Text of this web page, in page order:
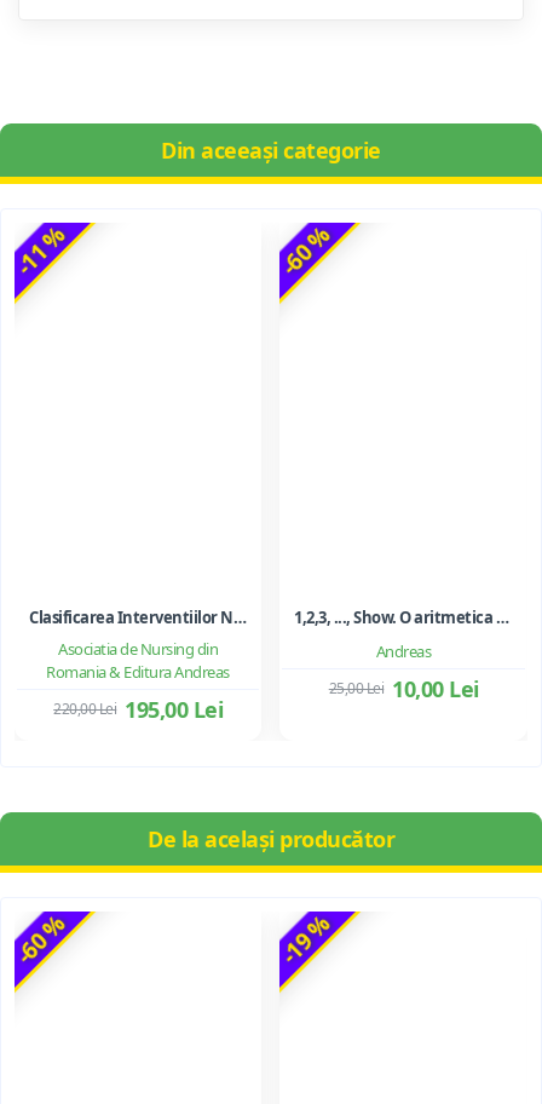
Din aceeași categorie
-11 %
Asociatia de Nursing din
Romania & Editura Andreas
Clasificarea Interventiilor Nursing (NIC)
195,00 Lei
220,00 Lei
-60 %
Andreas
1,2,3, ..., Show. O aritmetica emotionala, o poezie a matematicii - Ioan Dancila
10,00 Lei
25,00 Lei
De la același producător
-60 % -19 %